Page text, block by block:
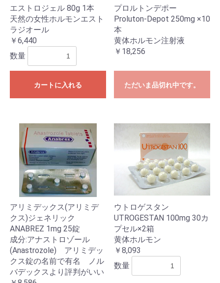
エストロジェル 80g 1本
天然の女性ホルモンエスト
ラジオール
￥6,440
数量
カートに入れる
プロルトンデポー
Proluton-Depot 250mg ×10
本
黄体ホルモン注射液
￥18,256
ただいま品切れ中です。
アリミデックス(アリミデ
クス)ジェネリック
ANABREZ 1mg 25錠
成分:アナストロゾール
(Anastrozole) アリミデッ
クス錠の名前で有名 ノル
バデックスより評判がいい
ウトロゲスタン
UTROGESTAN 100mg 30カ
プセル×2箱
黄体ホルモン
￥8,093
数量